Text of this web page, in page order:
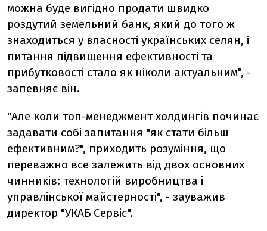
можна буде вигідно продати швидко
роздутий земельний банк, який до того ж
знаходиться у власності українських селян, і
питання підвищення ефективності та
прибутковості стало як ніколи актуальним", -
запевняє він.
"Але коли топ-менеджмент холдингів починає
задавати собі запитання "як стати більш
ефективним?", приходить розуміння, що
переважно все залежить від двох основних
чинників: технологій виробництва і
управлінської майстерності", - зауважив
директор "УКАБ Сервіс".